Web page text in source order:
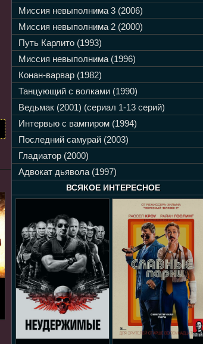
Миссия невыполнима 3 (2006)
Миссия невыполнима 2 (2000)
Путь Карлито (1993)
Миссия невыполнима (1996)
Конан-варвар (1982)
Танцующий с волками (1990)
Ведьмак (2001) (сериал 1-13 серий)
Интервью с вампиром (1994)
Последний самурай (2003)
Гладиатор (2000)
Адвокат дьявола (1997)
ВСЯКОЕ ИНТЕРЕСНОЕ